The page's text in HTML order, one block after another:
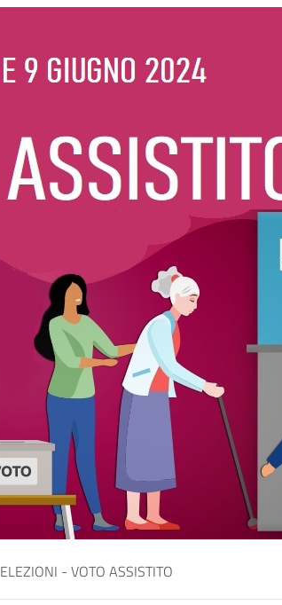
ELEZIONI - VOTO ASSISTITO